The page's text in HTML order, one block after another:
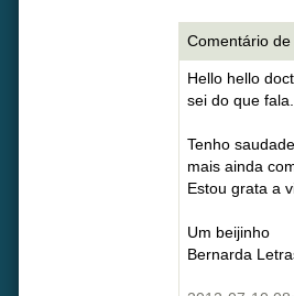
Comentário de
Hello hello
sei do que
Tenho
mais ainda
Estou grata a
Um beijinho
Bernarda